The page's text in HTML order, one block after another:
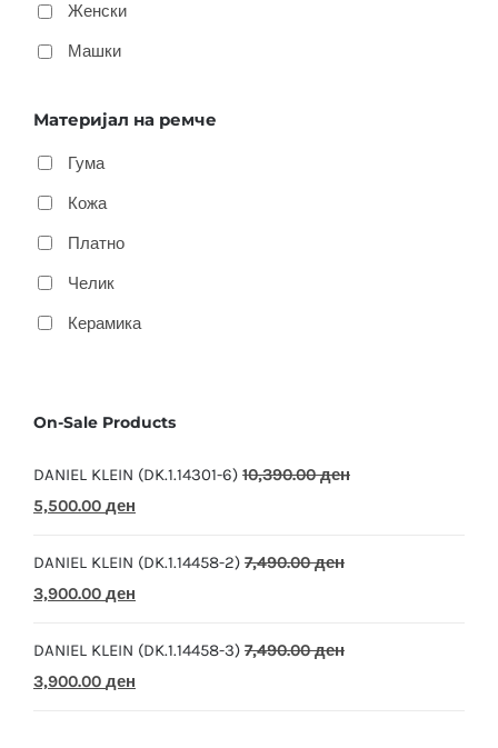
Женски
Машки
Материјал на ремче
Гума
Кожа
Платно
Челик
Керамика
On-Sale Products
DANIEL KLEIN (DK.1.14301-6) 10,390.00ден
Original
was:
10,390.00 ден.
5,500.00 ден
is:
5,500.00 ден.
DANIEL KLEIN (DK.1.14458-2) 7,490.00ден
Original
was:
7,490.00 ден.
3,900.00 ден
is:
3,900.00 ден.
DANIEL KLEIN (DK.1.14458-3) 7,490.00ден
Original
3,900.00 ден